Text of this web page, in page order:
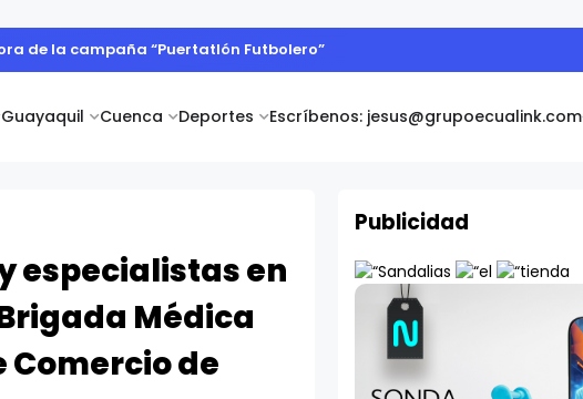
Guayaquil Cuenca Deportes Escríbenos: jesus@grupoecualink.com
de la campaña “Puertatlón Futbolero”
especialistas en
Médica
de
Publicidad